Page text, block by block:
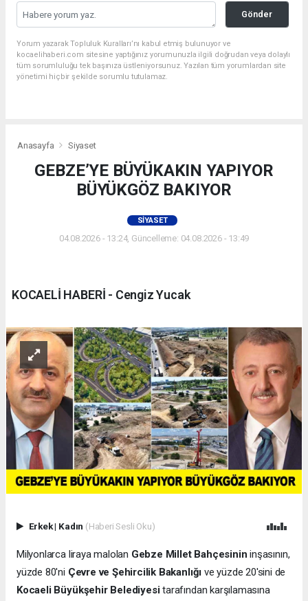
Gönder
Yorum yazarak Topluluk Kuralları’nı kabul etmiş bulunuyor ve
kocaelihaberi.com sitesine yaptığınız yorumunuzla ilgili doğrudan veya dolaylı
tüm sorumluluğu tek başınıza üstleniyorsunuz. Yazılan tüm yorumlardan site
yönetimi hiçbir şekilde sorumlu tutulamaz.
Anasayfa Siyaset
GEBZE’YE BÜYÜKAKIN YAPIYOR
BÜYÜKGÖZ BAKIYOR
SIYASET
04.08.2026 - 13:24, Güncelleme: 04.08.2026 - 13:49
KOCAELİ HABERİ - Cengiz Yucak
Erkek| Kadın (Haberi Sesli Oku)
Milyonlarca liraya malolan Gebze Millet Bahçesinin inşasının,
yüzde 80'ni Çevre ve Şehircilik Bakanlığı ve yüzde 20'sini de
Kocaeli Büyükşehir Belediyesitarafından karşılamasına